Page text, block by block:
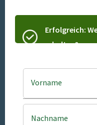
Erfolgreich:
erhalten?
Vorname
Nachname